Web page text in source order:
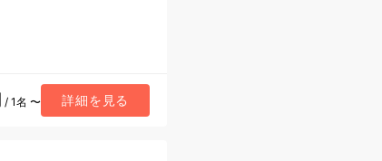
/ 1名 〜 詳細を見る